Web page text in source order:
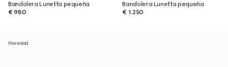
Bandolera Lunetta pequeña
€ 980
Bandolera Lunetta pequeña
€ 1.250
Novedad